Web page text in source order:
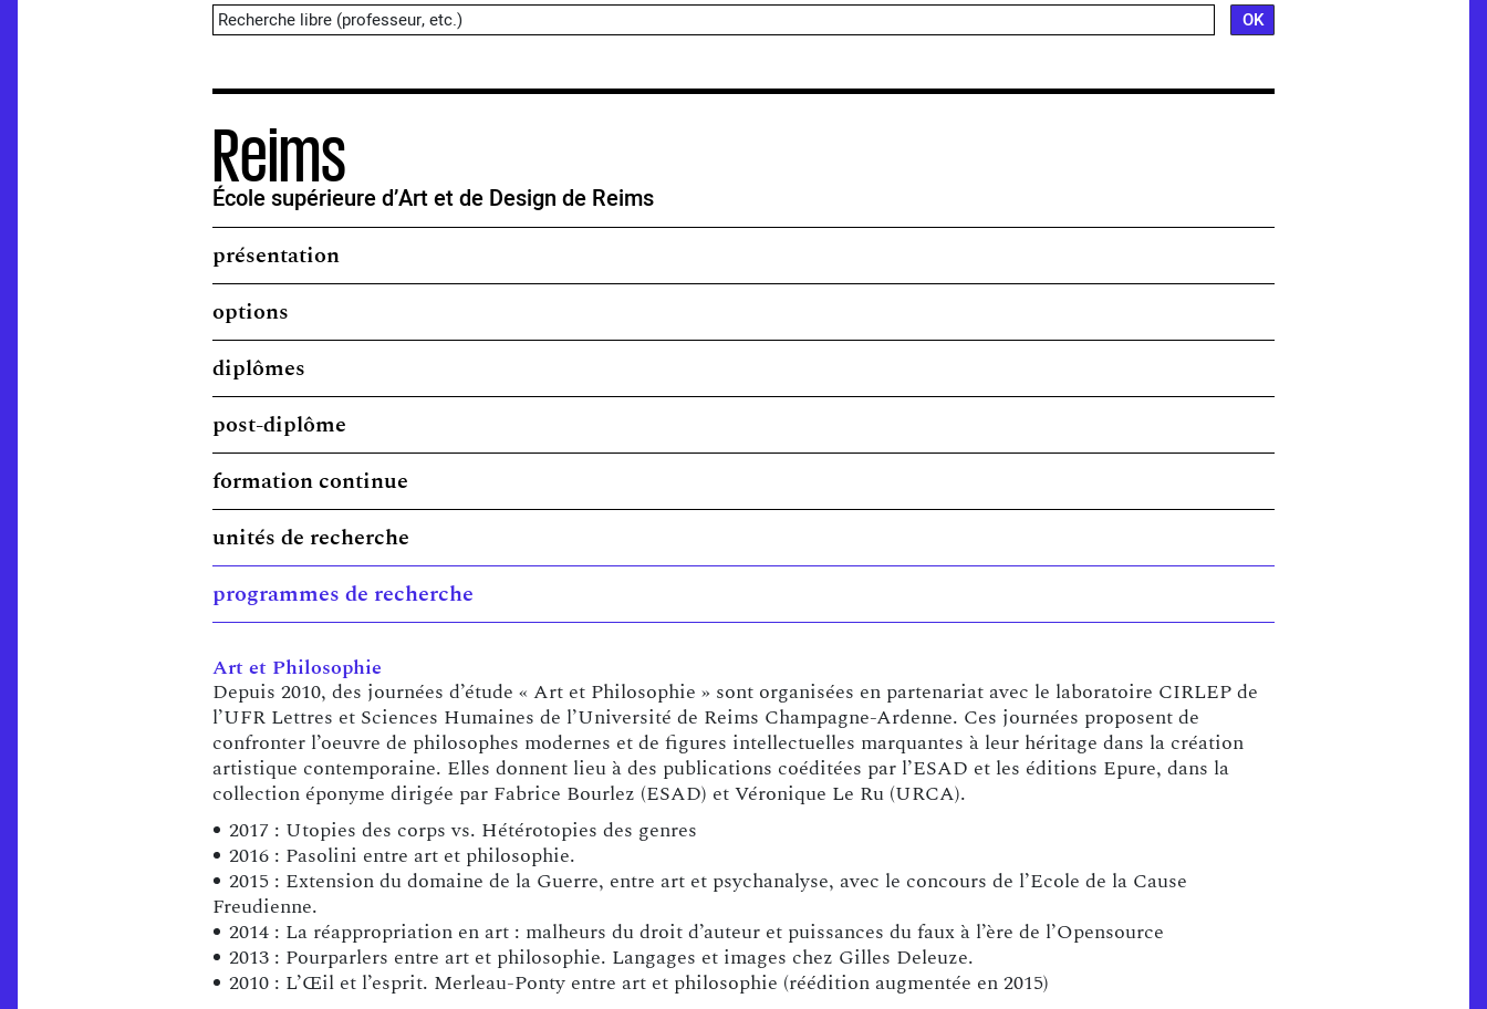
Reims
École supérieure d’Art et de Design de Reims
présentation
options
diplômes
post-diplôme
formation continue
unités de recherche
programmes de recherche
Art et Philosophie
Depuis 2010, des journées d’étude « Art et Philosophie » sont organisées en partenariat avec le laboratoire CIRLEP de
l’UFR Lettres et Sciences Humaines de l’Université de Reims Champagne-Ardenne. Ces journées proposent de
confronter l’oeuvre de philosophes modernes et de figures intellectuelles marquantes à leur héritage dans la création
artistique contemporaine. Elles donnent lieu à des publications coéditées par l’ESAD et les éditions Epure, dans la
collection éponyme dirigée par Fabrice Bourlez (ESAD) et Véronique Le Ru (URCA).
2017 : Utopies des corps vs. Hétérotopies des genres
2016 : Pasolini entre art et philosophie.
2015 : Extension du domaine de la Guerre, entre art et psychanalyse, avec le concours de l’Ecole de la Cause
Freudienne.
2014 : La réappropriation en art : malheurs du droit d’auteur et puissances du faux à l’ère de l’Opensource
2013 : Pourparlers entre art et philosophie. Langages et images chez Gilles Deleuze.
2010 : L’Œil et l’esprit. Merleau-Ponty entre art et philosophie (réédition augmentée en 2015)